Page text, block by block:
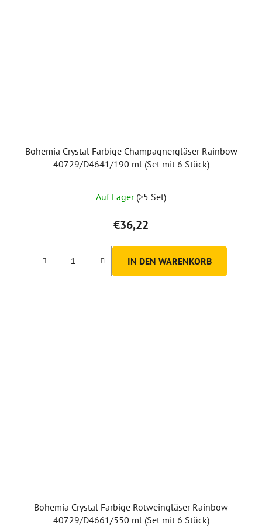
Bohemia Crystal Farbige Champagnergläser Rainbow
40729/D4641/190 ml (Set mit 6 Stück)
Auf Lager (>5 Set)
€36,22
IN DEN WARENKORB
Bohemia Crystal Farbige Rotweingläser Rainbow
40729/D4661/550 ml (Set mit 6 Stück)